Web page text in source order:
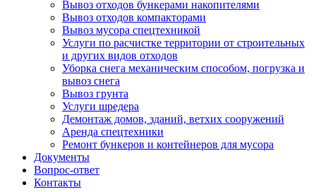
Вывоз отходов бункерами накопителями
Вывоз отходов компакторами
Вывоз мусора спецтехникой
Услуги по расчистке территории от строительных
и других видов отходов
Уборка снега механическим способом, погрузка и
вывоз снега
Вывоз грунта
Услуги шредера
Демонтаж домов, зданий, ветхих сооружений
Аренда спецтехники
Ремонт бункеров и контейнеров для мусора
Документы
Вопрос-ответ
Контакты